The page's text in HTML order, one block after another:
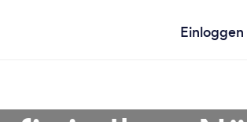
Einloggen